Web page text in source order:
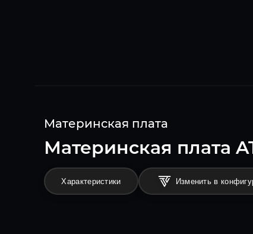
Материнская плата
Материнская плата
Характеристики Изменить в